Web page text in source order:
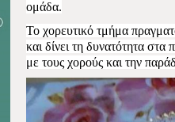
ομάδα.
Το χορευτικό τμήμα
και δίνει τη δυνατότητα
με τους χορούς και την